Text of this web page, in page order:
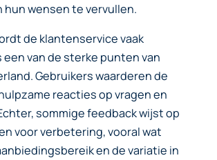
hun wensen te vervullen.
de klantenservice vaak
een van de sterke punten van
Gebruikers waarderen de
reacties op vragen en
sommige feedback wijst op
voor verbetering, vooral wat
en de variatie in